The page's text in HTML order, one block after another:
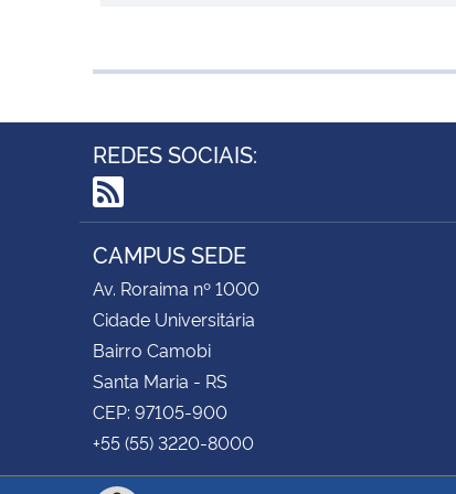
REDES SOCIAIS:
RSS
CAMPUS SEDE
Av. Roraima nº 1000
Cidade Universitária
Bairro Camobi
Santa Maria - RS
CEP: 97105-900
+55 (55) 3220-8000